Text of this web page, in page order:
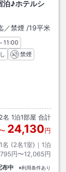
泊♪ホテルシ
／禁煙 /19平米
ェックアウト
11:00
禁煙
2名 1泊1部屋 合計
24,130円
名 (2名1室)｜ 1泊
円〜12,065円
布中 ※利用条件あり